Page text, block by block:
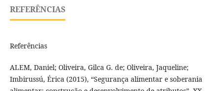
REFERÊNCIAS
Referências
ALEM, Daniel; Oliveira, Gilca G. de; Oliveira, Jaqueline;
Imbirussú, Érica (2015), “Segurança alimentar e soberania